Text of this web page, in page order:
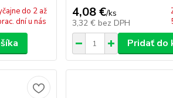
do 2 až
dní u nás
4,08 €/ks
3,32 € bez DPH
Pridať do